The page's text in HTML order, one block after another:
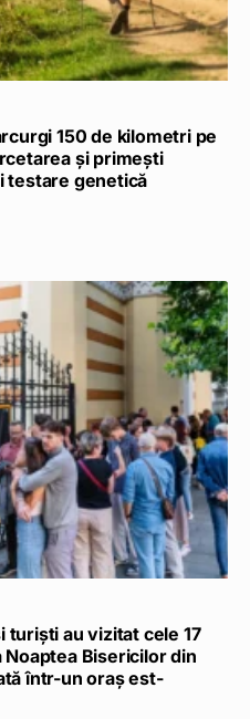
150 de kilometri pe
și primești
testare genetică
turiști au vizitat cele 17
Bisericilor din
într-un oraș est-